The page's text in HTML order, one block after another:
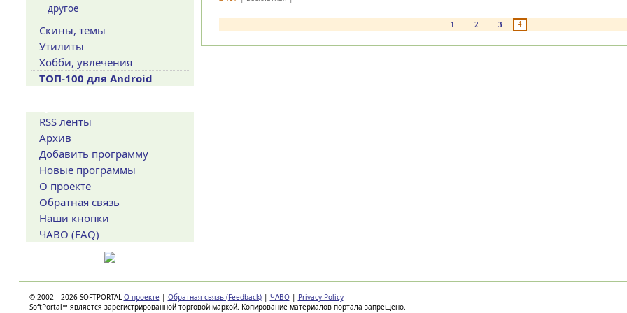
1 2 3 4
другое
Скины, темы
Утилиты
Хобби, увлечения
ТОП-100 для Android
RSS ленты
Архив
Добавить программу
Новые программы
О проекте
Обратная связь
Наши кнопки
ЧАВО (FAQ)
© 2002—2026 SOFTPORTAL О проекте | Обратная связь (Feedback) | ЧАВО | Privacy Policy
SoftPortal™ является зарегистрированной торговой маркой. Копирование материалов портала запрещено.